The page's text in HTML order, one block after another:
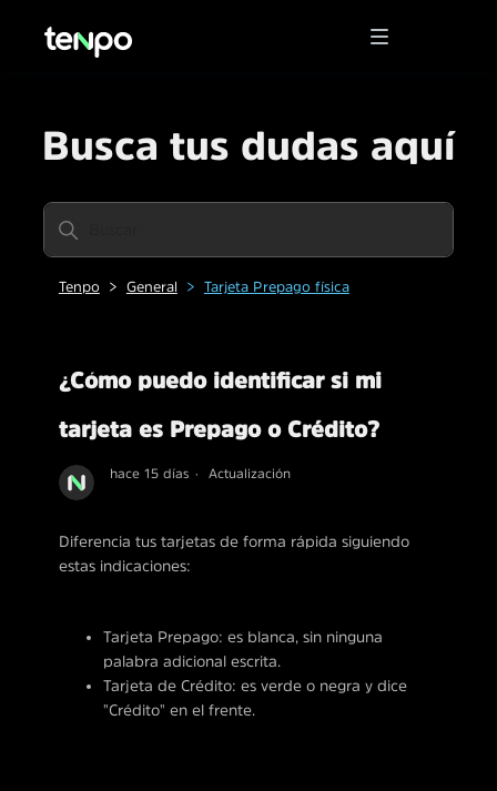
Busca tus dudas aquí
Tenpo General Tarjeta Prepago física
¿Cómo puedo identificar si mi
tarjeta es Prepago o Crédito?
hace 15 días Actualización
Diferencia tus tarjetas de forma rápida siguiendo
estas indicaciones:
Tarjeta Prepago: es blanca, sin ninguna
palabra adicional escrita.
Tarjeta de Crédito: es verde o negra y dice
"Crédito" en el frente.